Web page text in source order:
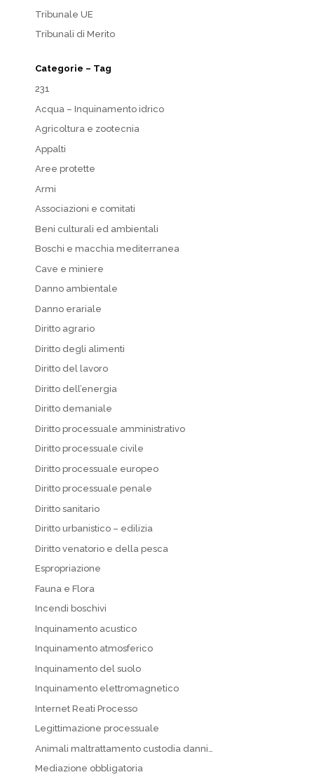
Tribunale UE
Tribunali di Merito
Categorie – Tag
231
Acqua – Inquinamento idrico
Agricoltura e zootecnia
Appalti
Aree protette
Armi
Associazioni e comitati
Beni culturali ed ambientali
Boschi e macchia mediterranea
Cave e miniere
Danno ambientale
Danno erariale
Diritto agrario
Diritto degli alimenti
Diritto del lavoro
Diritto dell’energia
Diritto demaniale
Diritto processuale amministrativo
Diritto processuale civile
Diritto processuale europeo
Diritto processuale penale
Diritto sanitario
Diritto urbanistico – edilizia
Diritto venatorio e della pesca
Espropriazione
Fauna e Flora
Incendi boschivi
Inquinamento acustico
Inquinamento atmosferico
Inquinamento del suolo
Inquinamento elettromagnetico
Internet Reati Processo
Legittimazione processuale
Animali maltrattamento custodia danni…
Mediazione obbligatoria